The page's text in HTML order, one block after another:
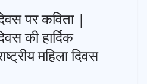
पर कविता |
की हार्दिक
महिला दिवस